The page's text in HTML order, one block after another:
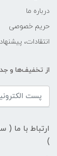
درباره ما
حریم خصوصی
انتقادات،
از تخفیف‌ها و
)